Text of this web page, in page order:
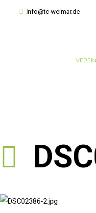
info@tc-weimar.de
VEREIN